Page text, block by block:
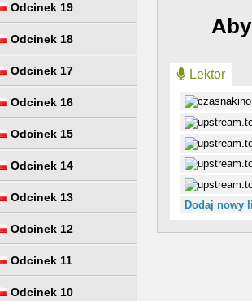
Odcinek 19
Odcinek 18
Odcinek 17
Odcinek 16
Odcinek 15
Odcinek 14
Odcinek 13
Odcinek 12
Odcinek 11
Odcinek 10
Lektor
Dodaj nowy